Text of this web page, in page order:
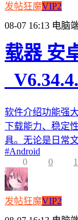
发帖狂魔VIP2
08-07 16:13 电脑
载器 安
软件介绍功能强
下载能力、稳定
具。无论是日常
#Android
0
0
发帖狂魔VIP2